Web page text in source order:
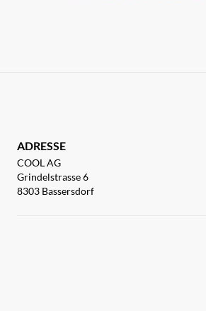
ADRESSE
COOL AG
Grindelstrasse 6
8303 Bassersdorf